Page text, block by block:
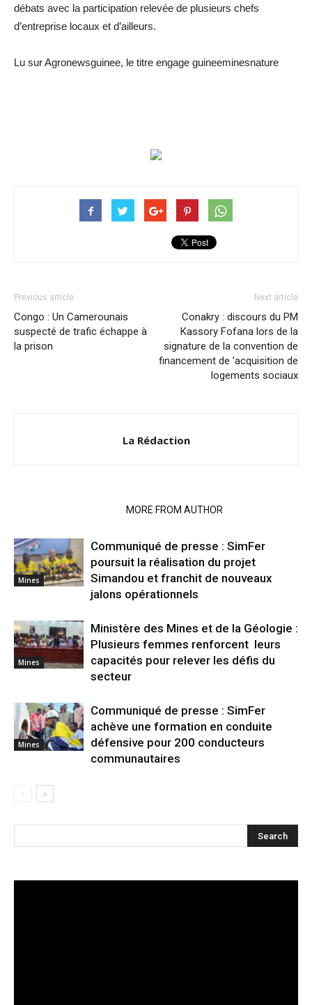
débats avec la participation relevée de plusieurs chefs
d’entreprise locaux et d’ailleurs.
Lu sur Agronewsguinee, le titre engage guineeminesnature
Previous article
Congo : Un Camerounais
suspecté de trafic échappe à
la prison
Next article
Conakry : discours du PM
Kassory Fofana lors de la
signature de la convention de
financement de ’acquisition de
logements sociaux
La Rédaction
MORE FROM AUTHOR
Mines
Communiqué de presse : SimFer
poursuit la réalisation du projet
Simandou et franchit de nouveaux
jalons opérationnels
Mines
Ministère des Mines et de la Géologie :
Plusieurs femmes renforcent leurs
capacités pour relever les défis du
secteur
Mines
Communiqué de presse : SimFer
achève une formation en conduite
défensive pour 200 conducteurs
communautaires